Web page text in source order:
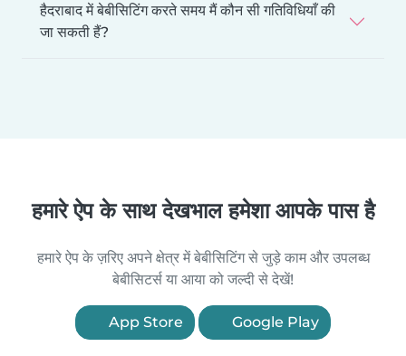
हैदराबाद में बेबीसिटिंग करते समय मैं कौन सी गतिविधियाँ की
जा सकती हैं?
हमारे ऐप के साथ देखभाल हमेशा आपके पास है
हमारे ऐप के ज़रिए अपने क्षेत्र में बेबीसिटिंग से जुड़े काम और उपलब्ध
बेबीसिटर्स या आया को जल्दी से देखें!
App Store Google Play